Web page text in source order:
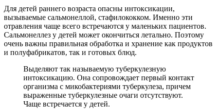
Для детей раннего возраста опасны интоксикации,
вызываемые сальмонеллой, стафилококком. Именно эти
отравления чаще всего встречаются у маленьких пациентов.
Сальмонеллез у детей может окончиться летально. Поэтому
очень важны правильная обработка и хранение как продуктов
и полуфабрикатов, так и готовых блюд.
Выделяют так называемую туберкулезную
интоксикацию. Она сопровождает первый контакт
организма с микобактериями туберкулеза, причем
выраженные туберкулезные очаги отсутствуют.
Чаще встречается у детей.